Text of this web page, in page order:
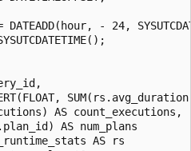
- 24,
AS count_executions,
AS num_plans
AS rs